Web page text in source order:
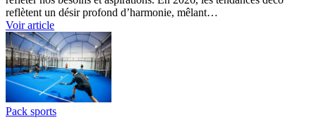
reflètent un désir profond d’harmonie, mêlant…
Voir article
Pack sports